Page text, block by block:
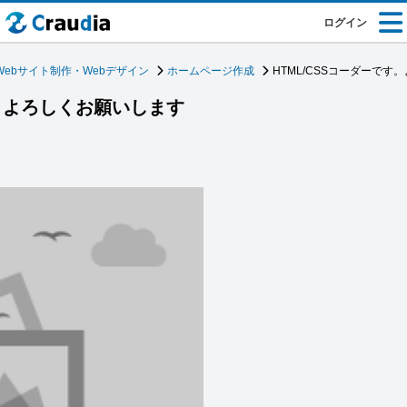
ログイン
サイト制作・Webデザイン ホームページ作成 HTML/CSSコーダーです
ろしくお願いします